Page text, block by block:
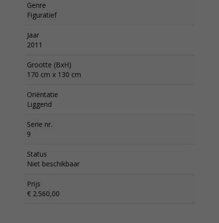
Genre
Figuratief
Jaar
2011
Grootte (BxH)
170 cm x 130 cm
Oriëntatie
Liggend
Serie nr.
9
Status
Niet beschikbaar
Prijs
€ 2.560,00